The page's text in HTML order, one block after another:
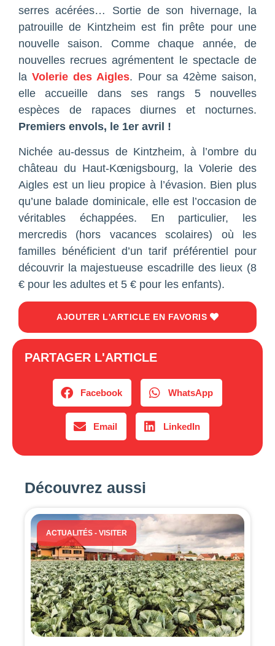
serres acérées… Sortie de son hivernage, la
patrouille de Kintzheim est fin prête pour une
nouvelle saison. Comme chaque année, de
nouvelles recrues agrémentent le spectacle de
laVolerie des Aigles. Pour sa 42ème saison,
elle accueille dans ses rangs 5 nouvelles
espèces de rapaces diurnes et nocturnes.
Premiers envols, le 1er avril !
Nichée au-dessus de Kintzheim, à l’ombre du
château du Haut-Kœnigsbourg, la Volerie des
Aigles est un lieu propice à l’évasion. Bien plus
qu’une balade dominicale, elle est l’occasion de
véritables échappées. En particulier, les
mercredis (hors vacances scolaires) où les
familles bénéficient d’un tarif préférentiel pour
découvrir la majestueuse escadrille des lieux (8
€ pour les adultes et 5 € pour les enfants).
AJOUTER L'ARTICLE EN FAVORIS
PARTAGER L'ARTICLE
Facebook WhatsApp
Email LinkedIn
Découvrez aussi
ACTUALITÉS - VISITER